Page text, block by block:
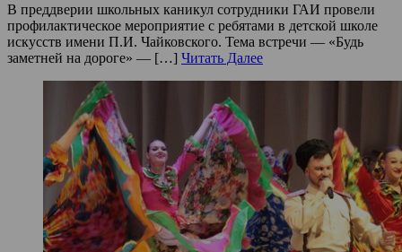
В преддверии школьных каникул сотрудники ГАИ провели
профилактическое мероприятие с ребятами в детской школе
искусств имени П.И. Чайковского. Тема встречи — «Будь
заметней на дороге» — […] Читать Далее